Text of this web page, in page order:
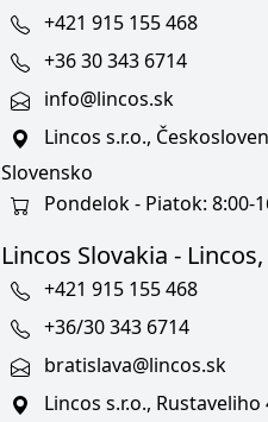
+421 915 155 468
+36 30 343 6714
info@lincos.sk
Lincos s.r.o.,
Slovensko
Pondelok - Piatok: 8:00-
Lincos Slovakia -
+421 915 155 468
+36/30 343 6714
bratislava@lincos.sk
Lincos s.r.o.,